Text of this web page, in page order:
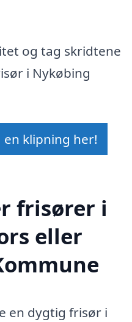
og tag skridtene
i Nykøbing
klipning her!
frisører i
eller
en dygtig frisør i